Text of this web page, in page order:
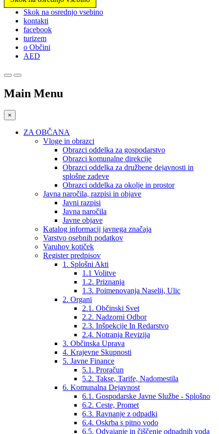
Prosimo,
upoštevajte:
spletno
mesto
vključuje
sistem
Skok na osrednjo vsebino
kontakti
facebook
turizem
o Občini
AED
Main Menu
×
ZA OBČANA
Vloge in obrazci
Obrazci oddelka za gospodarstvo
Obrazci komunalne direkcije
Obrazci oddelka za družbene dejavnosti in
splošne zadeve
Obrazci oddelka za okolje in prostor
Javna naročila, razpisi in objave
Javni razpisi
Javna naročila
Javne objave
Katalog informacij javnega značaja
Varstvo osebnih podatkov
Varuhov kotiček
Register predpisov
1. Splošni Akti
1.1 Volitve
1.2. Priznanja
1.3. Poimenovanja Naselij, Ulic
2. Organi
2.1. Občinski Svet
2.2. Nadzorni Odbor
2.3. Inšpekcije In Redarstvo
2.4. Notranja Revizija
3. Občinska Uprava
4. Krajevne Skupnosti
5. Javne Finance
5.1. Proračun
5.2. Takse, Tarife, Nadomestila
6. Komunalna Dejavnost
6.1. Gospodarske Javne Službe - Splošno
6.2. Ceste, Promet
6.3. Ravnanje z odpadki
6.4. Oskrba s pitno vodo
6.5. Odvajanje in čiščenje odpadnih voda